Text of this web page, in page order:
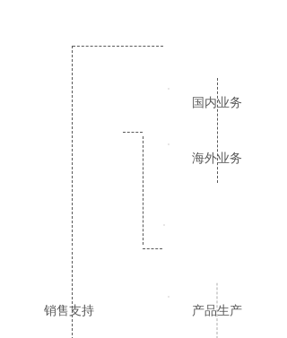
首席执行官
国内业务
海外业务
管理支持部
销售支持 产品生产